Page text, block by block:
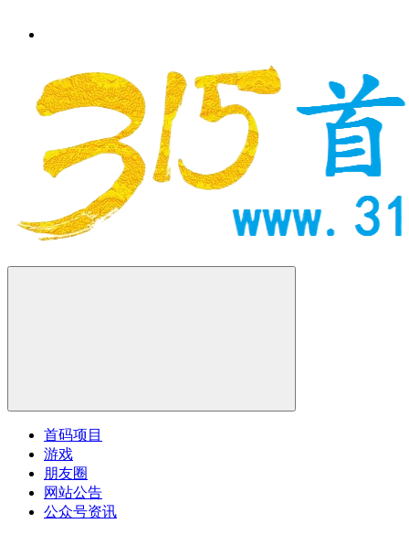
首码项目
游戏
朋友圈
网站公告
公众号资讯